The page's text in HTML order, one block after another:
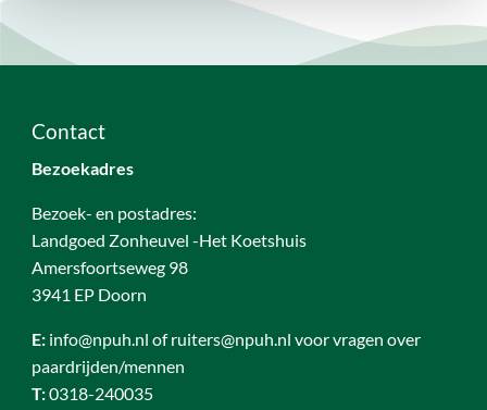
Contact
Bezoekadres
Bezoek- en postadres:
Landgoed Zonheuvel -Het Koetshuis
Amersfoortseweg 98
3941 EP Doorn
E:info@npuh.nl of ruiters@npuh.nl voor vragen over
paardrijden/mennen
T:0318-240035